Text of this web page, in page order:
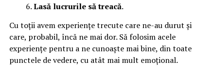
Lasă lucrurile să treacă.
Cu toții avem experiențe trecute care ne-au durut și
care, probabil, încă ne mai dor. Să folosim acele
experiențe pentru a ne cunoaște mai bine, din toate
punctele de vedere, cu atât mai mult emoțional.